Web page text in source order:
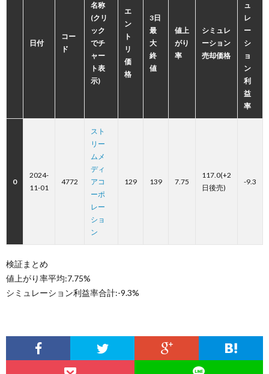
日付
コー
ド
名称
(クリ
ック
でチ
ャー
ト表
示)
エ
ン
ト
リ
価
格
3日
最
大
終
値
値上
がり
率
シミュレ
ーション
売却価格
ュ
レ
ー
シ
ョ
ン
利
益
率
0
2024-
11-01
4772
スト
リー
ムメ
ディ
アコ
ーポ
レー
ショ
ン
129 139 7.75
117.0(+2
日後売)
-9.3
検証まとめ
値上がり率平均:7.75%
シミュレーション利益率合計:-9.3%